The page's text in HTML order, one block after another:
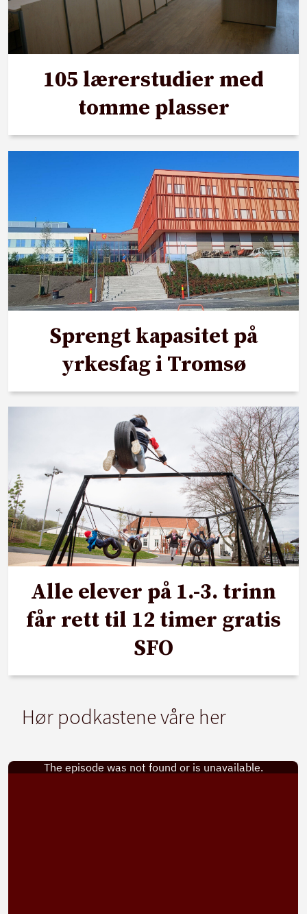
105 lærerstudier med
tomme plasser
Sprengt kapasitet på
yrkesfag i Tromsø
Alle elever på 1.-3. trinn
får rett til 12 timer gratis
SFO
Hør podkastene våre her